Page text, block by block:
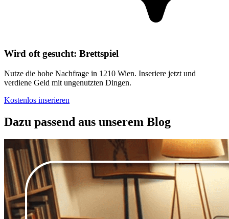
Wird oft gesucht: Brettspiel
Nutze die hohe Nachfrage in 1210 Wien. Inseriere jetzt und
verdiene Geld mit ungenutzten Dingen.
Kostenlos inserieren
Dazu passend aus unserem Blog